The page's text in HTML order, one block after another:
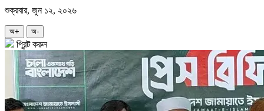
শুক্রবার, জুন ১২, ২০২৬
অ+ অ-
প্রিন্ট করুন